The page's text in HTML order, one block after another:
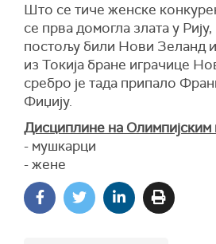
Што се тиче женске
се прва домогла злата у
постољу били Нови Зеланд
из Токија бране играчице
сребро је тада припало
Фиџију.
Дисциплине на Олимпијским
- мушкарци
- жене